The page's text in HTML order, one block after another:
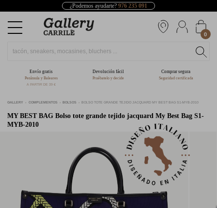
¿Podemos ayudarte? 976 235 091
0
Envío gratis
Península y Baleares
A PARTIR DE 39 €
Devolución fácil
Pruébatelo y decide
Comprar segura
Seguridad certificada
GALLERY COMPLEMENTOS BOLSOS BOLSO TOTE GRANDE TEJIDO JACQUARD MY BEST BAG S1-MYB-2010
MY BEST BAG Bolso tote grande tejido jacquard My Best Bag S1-
MYB-2010